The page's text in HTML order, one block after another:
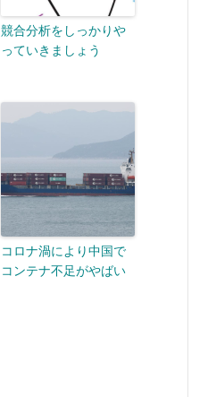
競合分析をしっかりや
っていきましょう
コロナ渦により中国で
コンテナ不足がやばい